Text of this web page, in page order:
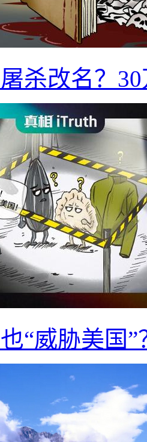
杀改名？
“威胁美国”